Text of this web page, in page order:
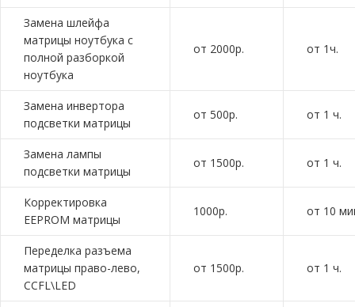
Замена шлейфа
матрицы ноутбука с
полной разборкой
ноутбука
от 2000р. от 1ч.
Замена инвертора
подсветки матрицы
от 500р. от 1 ч.
Замена лампы
подсветки матрицы
от 1500р. от 1 ч.
Корректировка
EEPROM матрицы
1000р. от 10
Переделка разъема
матрицы право-лево,
CCFL\LED
от 1500р. от 1 ч.